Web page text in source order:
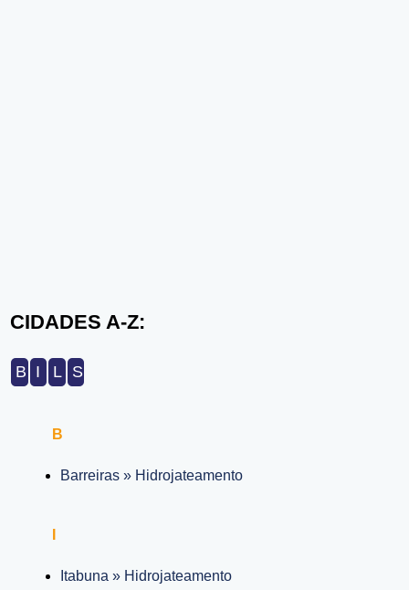
CIDADES A-Z:
B I L S
B
Barreiras » Hidrojateamento
Itabuna » Hidrojateamento